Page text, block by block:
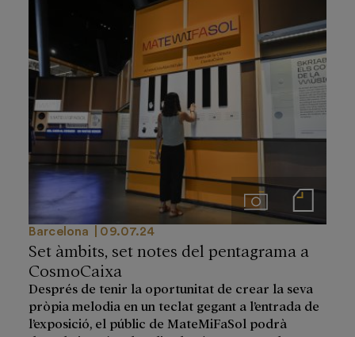
ImágenesNotas de prensa
Barcelona 09.07.24
Set àmbits, set notes del pentagrama a
CosmoCaixa
Després de tenir la oportunitat de crear la seva
pròpia melodia en un teclat gegant a l’entrada de
l’exposició, el públic de MateMiFaSol podrà